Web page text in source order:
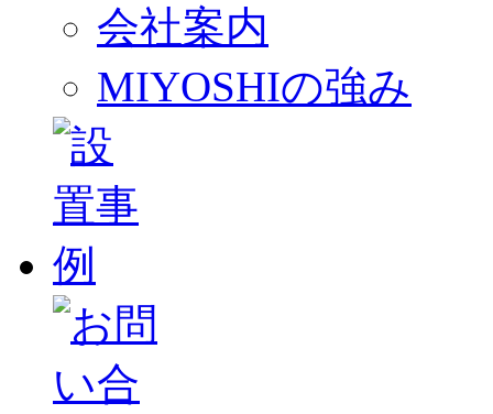
会社案内
MIYOSHIの強み